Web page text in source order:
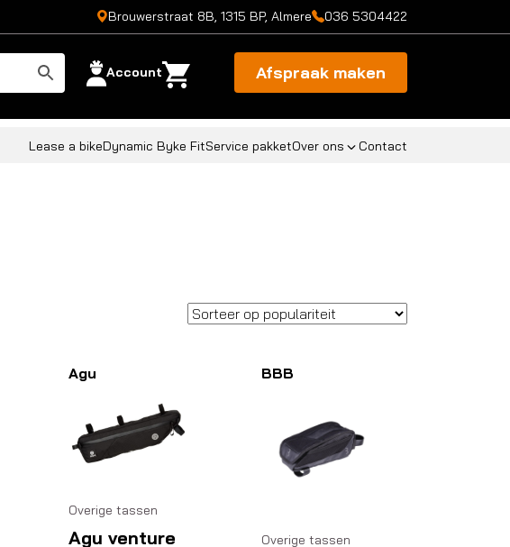
Brouwerstraat 8B, 1315 BP, Almere 036 5304422
Account Afspraak maken
Lease a bikeDynamic Byke FitService pakketOver ons Contact
Agu
Overige tassen
Agu venture
BBB
Overige tassen